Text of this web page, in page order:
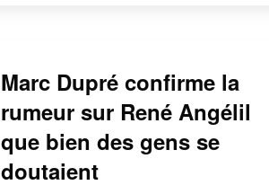
Marc Dupré confirme la
rumeur sur René Angélil
que bien des gens se
doutaient